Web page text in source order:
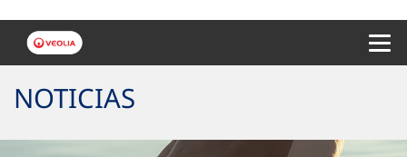
NOTICIAS